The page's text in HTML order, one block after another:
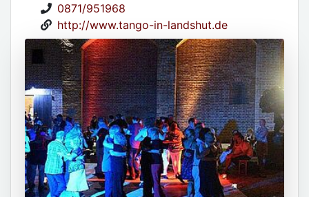
0871/951968
http://www.tango-in-landshut.de